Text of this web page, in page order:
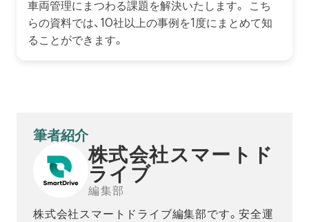
車両管理にまつわる課題を解決いたします。 こち
らの資料では、10社以上の事例を1度にまとめて知
ることができます。
筆者紹介
株式会社スマートド
ライブ
編集部
株式会社スマートドライブ編集部です。安全運